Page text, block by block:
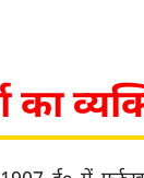
का